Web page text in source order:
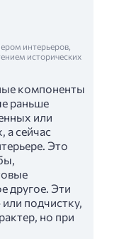
интерьеров,
исторических
компоненты
раньше
или
а сейчас
Это
другое. Эти
подчистку,
но при